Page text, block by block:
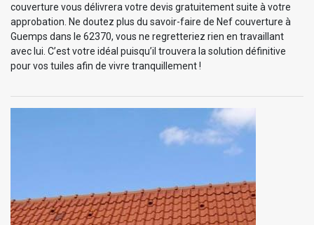
couverture vous délivrera votre devis gratuitement suite à votre
approbation. Ne doutez plus du savoir-faire de Nef couverture à
Guemps dans le 62370, vous ne regretteriez rien en travaillant
avec lui. C’est votre idéal puisqu’il trouvera la solution définitive
pour vos tuiles afin de vivre tranquillement !